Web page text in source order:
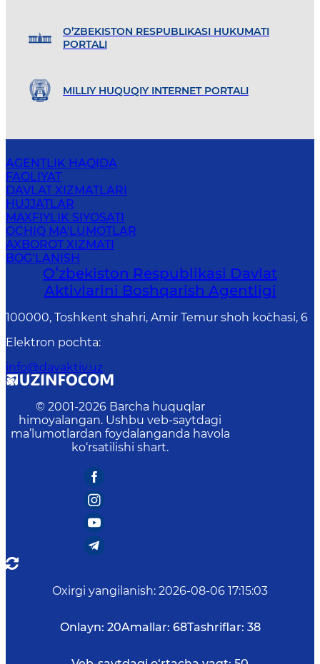
O’ZBEKISTON RESPUBLIKASI HUKUMATI
PORTALI
MILLIY HUQUQIY INTERNET PORTALI
AGENTLIK HAQIDA
FAOLIYAT
DAVLAT XIZMATLARI
HUJJATLAR
MAXFIYLIK SIYOSATI
OCHIQ MA'LUMOTLAR
AXBOROT XIZMATI
BOG‘LANISH
Oʻzbekiston Respublikasi Davlat
Aktivlarini Boshqarish Agentligi
100000, Toshkent shahri, Amir Temur shoh ko`chasi, 6
Elektron pochta:
info@davaktiv.uz
© 2001-2026 Barcha huquqlar
himoyalangan. Ushbu veb-saytdagi
ma’lumotlardan foydalanganda havola
ko‘rsatilishi shart.
Oxirgi yangilanish: 2026-08-06 17:15:03
Onlayn: 20Amallar: 68Tashriflar: 38